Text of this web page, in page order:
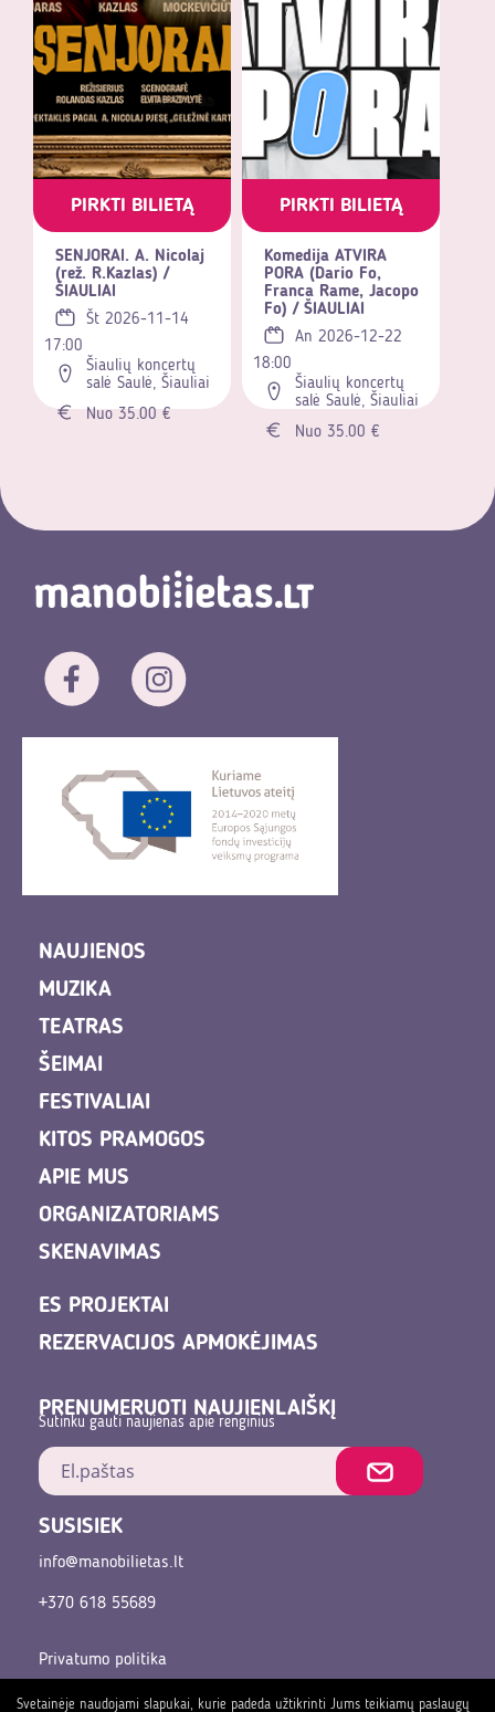
PIRKTI BILIETĄ
SENJORAI. A. Nicolaj
(rež. R.Kazlas) /
ŠIAULIAI
Št 2026-11-14
17:00
Šiaulių koncertų
salė Saulė, Šiauliai
Nuo 35.00 €
PIRKTI BILIETĄ
Komedija ATVIRA
PORA (Dario Fo,
Franca Rame, Jacopo
Fo) / ŠIAULIAI
An 2026-12-22
18:00
Šiaulių koncertų
salė Saulė, Šiauliai
Nuo 35.00 €
NAUJIENOS
MUZIKA
TEATRAS
ŠEIMAI
FESTIVALIAI
KITOS PRAMOGOS
APIE MUS
ORGANIZATORIAMS
SKENAVIMAS
ES PROJEKTAI
REZERVACIJOS APMOKĖJIMAS
PRENUMERUOTI NAUJIENLAIŠKĮ
Sutinku gauti naujienas apie renginius
SUSISIEK
info@manobilietas.lt
+370 618 55689
Privatumo politika
Svetainėje naudojami slapukai, kurie padeda užtikrinti Jums teikiamų paslaugų